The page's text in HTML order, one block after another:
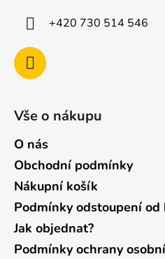
+420 730 514 546
Vše o nákupu
O nás
Obchodní podmínky
Nákupní košík
Podmínky odstoupení
Jak objednat?
Podmínky ochrany